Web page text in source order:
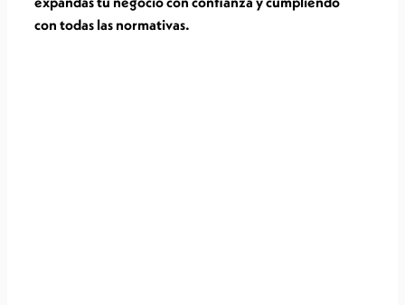
con todas las normativas.